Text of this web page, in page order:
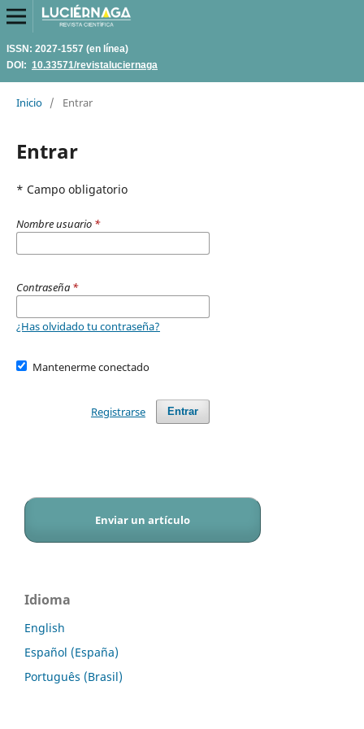
ISSN: 2027-1557 (en línea)
DOI: 10.33571/revistaluciernaga
Inicio / Entrar
Entrar
* Campo obligatorio
Nombre usuario *
Contraseña *
¿Has olvidado tu contraseña?
Mantenerme conectado
Entrar
Registrarse
Enviar un artículo
Idioma
English
Español (España)
Português (Brasil)